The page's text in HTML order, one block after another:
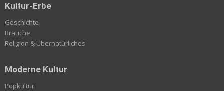
Kultur-Erbe
Geschichte
Bräuche
Religion & Übernatürliches
Moderne Kultur
Popkultur